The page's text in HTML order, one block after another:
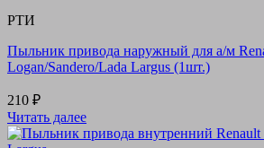
РТИ
Пыльник привода наружный для а/м
Logan/Sandero/Lada Largus (1шт.)
210 ₽
Читать далее